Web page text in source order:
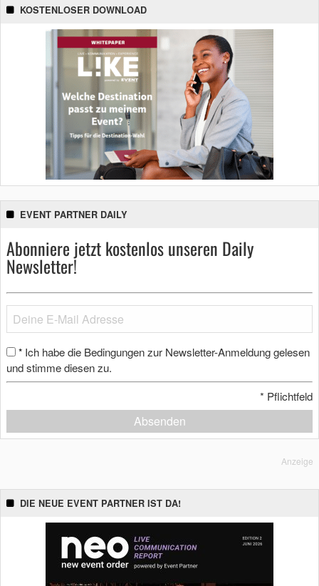
KOSTENLOSER DOWNLOAD
EVENT PARTNER DAILY
Abonniere jetzt kostenlos unseren Daily
Newsletter!
* Ich habe die Bedingungen zur Newsletter-Anmeldung gelesen
und stimme diesen zu.
* Pflichtfeld
Absenden
Anzeige
DIE NEUE EVENT PARTNER IST DA!